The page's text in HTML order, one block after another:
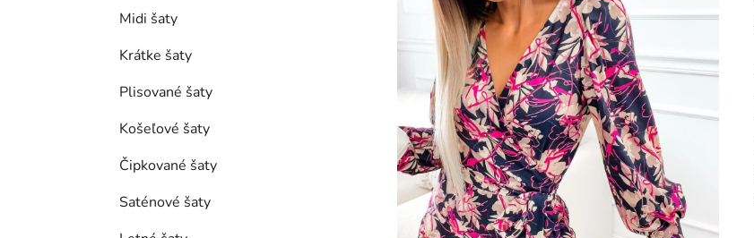
Midi šaty
Krátke šaty
Plisované šaty
Košeľové šaty
Čipkované šaty
Saténové šaty